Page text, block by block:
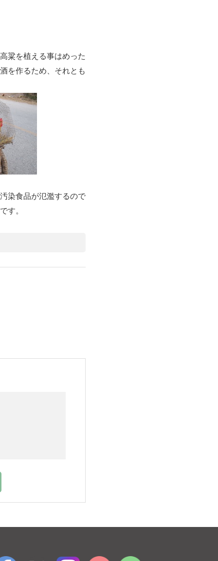
を植える事はめった
を作るため、それとも
染食品が氾濫するので
す。